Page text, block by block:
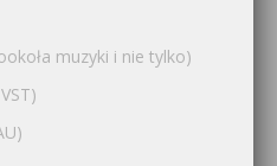
muzyki i nie tylko)